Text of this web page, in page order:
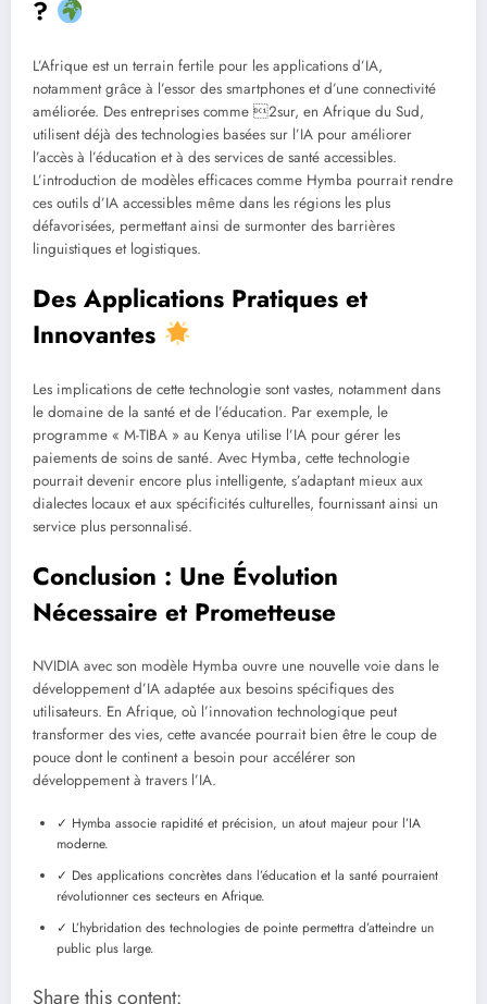
?
L’Afrique est un terrain fertile pour les applications d’IA,
notamment grâce à l’essor des smartphones et d’une connectivité
améliorée. Des entreprises comme 2sur, en Afrique du Sud,
utilisent déjà des technologies basées sur l’IA pour améliorer
l’accès à l’éducation et à des services de santé accessibles.
L’introduction de modèles efficaces comme Hymba pourrait rendre
ces outils d’IA accessibles même dans les régions les plus
défavorisées, permettant ainsi de surmonter des barrières
linguistiques et logistiques.
Des Applications Pratiques et
Innovantes
Les implications de cette technologie sont vastes, notamment dans
le domaine de la santé et de l’éducation. Par exemple, le
programme « M-TIBA » au Kenya utilise l’IA pour gérer les
paiements de soins de santé. Avec Hymba, cette technologie
pourrait devenir encore plus intelligente, s’adaptant mieux aux
dialectes locaux et aux spécificités culturelles, fournissant ainsi un
service plus personnalisé.
Conclusion : Une Évolution
Nécessaire et Prometteuse
NVIDIA avec son modèle Hymba ouvre une nouvelle voie dans le
développement d’IA adaptée aux besoins spécifiques des
utilisateurs. En Afrique, où l’innovation technologique peut
transformer des vies, cette avancée pourrait bien être le coup de
pouce dont le continent a besoin pour accélérer son
développement à travers l’IA.
✓ Hymba associe rapidité et précision, un atout majeur pour l’IA
moderne.
✓ Des applications concrètes dans l’éducation et la santé pourraient
révolutionner ces secteurs en Afrique.
✓ L’hybridation des technologies de pointe permettra d’atteindre un
public plus large.
Share this content: